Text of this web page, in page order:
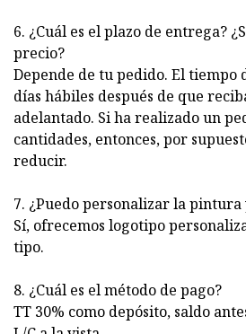
6. ¿Cuál es el plazo de entrega?
precio?
Depende de tu pedido. El tiempo
días hábiles después de que
adelantado. Si ha realizado un
cantidades, entonces, por
reducir.
7. ¿Puedo personalizar la pintura
Sí, ofrecemos logotipo
tipo.
8. ¿Cuál es el método de pago?
TT 30% como depósito, saldo